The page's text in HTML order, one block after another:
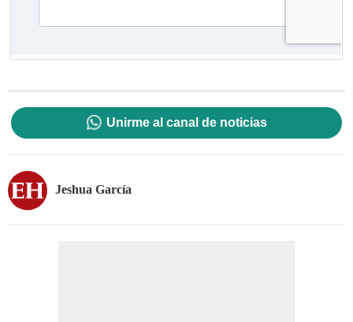
Unirme al canal de noticias
Jeshua García